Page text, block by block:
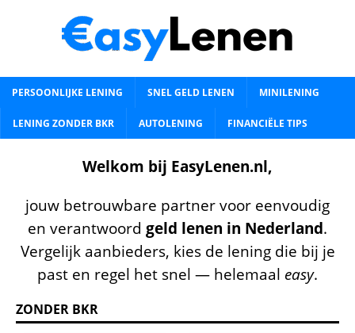
PERSOONLIJKE LENING SNEL GELD LENEN MINILENING
LENING ZONDER BKR AUTOLENING FINANCIËLE TIPS
Welkom bij EasyLenen.nl,
jouw betrouwbare partner voor eenvoudig
en verantwoord geld lenen in Nederland.
Vergelijk aanbieders, kies de lening die bij je
past en regel het snel — helemaal easy.
ZONDER BKR